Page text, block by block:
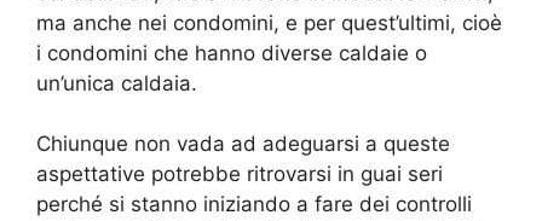
ma anche nei condomini, e per quest’ultimi, cioè
i condomini che hanno diverse caldaie o
un’unica caldaia.
Chiunque non vada ad adeguarsi a queste
aspettative potrebbe ritrovarsi in guai seri
perché si stanno iniziando a fare dei controlli